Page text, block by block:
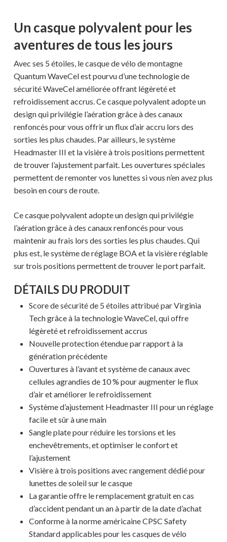
Votre panier est vide.
Un casque polyvalent pour les
aventures de tous les jours
Avec ses 5 étoiles, le casque de vélo de montagne
Quantum WaveCel est pourvu d’une technologie de
sécurité WaveCel améliorée offrant légèreté et
refroidissement accrus. Ce casque polyvalent adopte un
design qui privilégie l’aération grâce à des canaux
renfoncés pour vous offrir un flux d’air accru lors des
sorties les plus chaudes. Par ailleurs, le système
Headmaster III et la visière à trois positions permettent
de trouver l’ajustement parfait. Les ouvertures spéciales
permettent de remonter vos lunettes si vous n’en avez plus
besoin en cours de route.
Ce casque polyvalent adopte un design qui privilégie
l’aération grâce à des canaux renfoncés pour vous
maintenir au frais lors des sorties les plus chaudes. Qui
plus est, le système de réglage BOA et la visière réglable
sur trois positions permettent de trouver le port parfait.
DÉTAILS DU PRODUIT
Score de sécurité de 5 étoiles attribué par Virginia
Tech grâce à la technologie WaveCel, qui offre
légèreté et refroidissement accrus
Nouvelle protection étendue par rapport à la
génération précédente
Ouvertures à l’avant et système de canaux avec
cellules agrandies de 10 % pour augmenter le flux
d’air et améliorer le refroidissement
Système d’ajustement Headmaster III pour un réglage
facile et sûr à une main
Sangle plate pour réduire les torsions et les
enchevêtrements, et optimiser le confort et
l’ajustement
Visière à trois positions avec rangement dédié pour
lunettes de soleil sur le casque
La garantie offre le remplacement gratuit en cas
d’accident pendant un an à partir de la date d’achat
Conforme à la norme américaine CPSC Safety
Standard applicables pour les casques de vélo